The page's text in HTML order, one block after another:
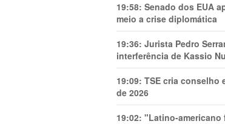
19:58: Senado dos EUA
meio a crise diplomática
19:36: Jurista Pedro
interferência de Kassio
19:09: TSE cria conselho
de 2026
19:02: "Latino-americano